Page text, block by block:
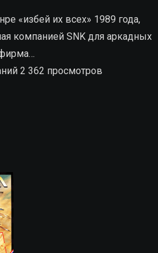
«избей их всех» 1989 года,
компанией SNK для аркадных
2 362 просмотров